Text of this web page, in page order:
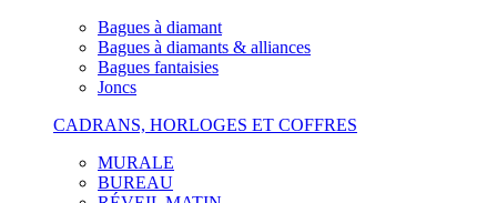
Bagues à diamant
Bagues à diamants & alliances
Bagues fantaisies
Joncs
CADRANS, HORLOGES ET COFFRES
MURALE
BUREAU